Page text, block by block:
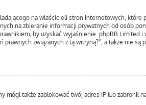
na właścicieli stron internetowych,
na zbieranie informacji prywatnych od osób
by uzyskać wyjaśnienie. phpBB Limited i
związanych z tą witryną?”, a także nie
także zablokować twój adres IP lub zabronił